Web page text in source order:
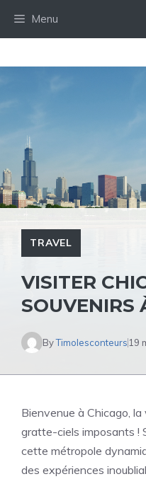
Menu
TRAVEL
VISITER
SOUVENIRS
ByTimolesconteurs 19
Bienvenue à Chicago,
gratte-ciels imposants !
cette métropole
des expériences